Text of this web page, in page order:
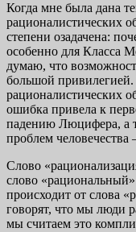
Когда мне была дана
рационалистических
степени озадачена:
особенно для Класса
думаю, что
большой
рационалистических
ошибка привела к
падению Люцифера, а
проблем человечества
Слово
слово
происходит от слова
говорят, что мы люди
мы считаем это